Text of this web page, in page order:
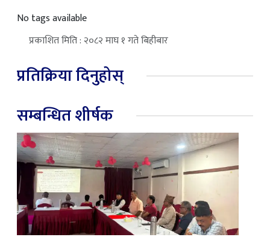
No tags available
प्रकाशित मिति : २०८२ माघ १ गते बिहीबार
प्रतिक्रिया दिनुहोस्
सम्बन्धित शीर्षक